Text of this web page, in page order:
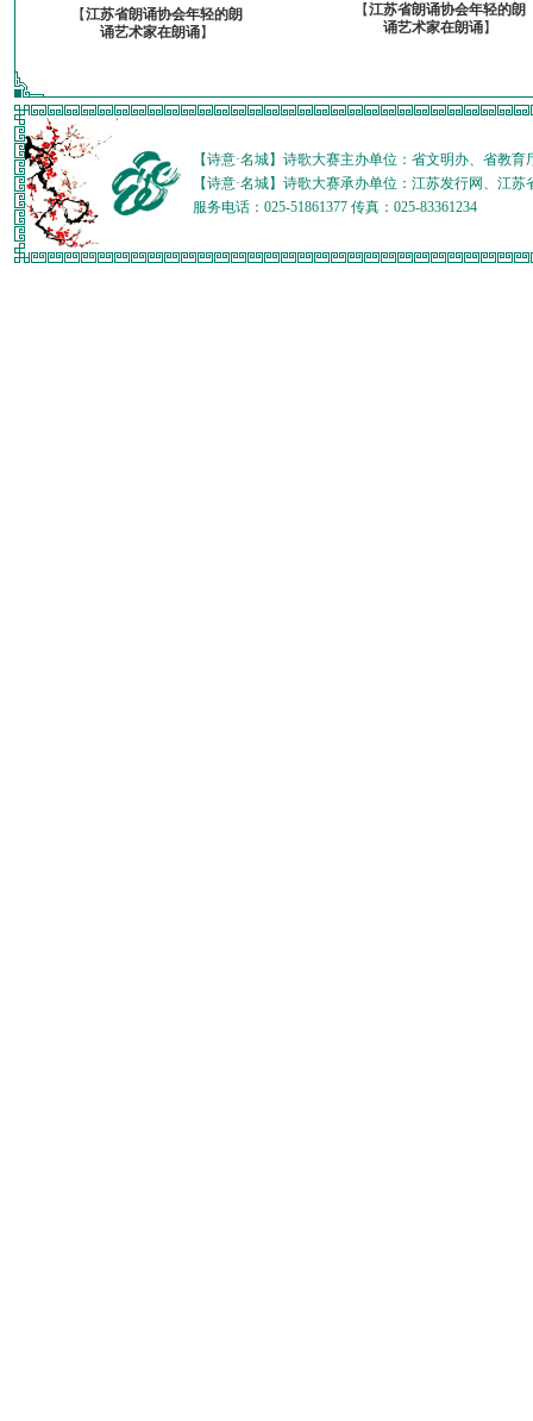
【江苏省朗诵协会年轻的朗
诵艺术家在朗诵】
【江苏省朗诵协会年轻的朗
诵艺术家在朗诵】
【诗意·名城】诗歌大赛主办单位：省文明办、省教
【诗意·名城】诗歌大赛承办单位：江苏发行网、江
服务电话：025-51861377 传真：025-83361234